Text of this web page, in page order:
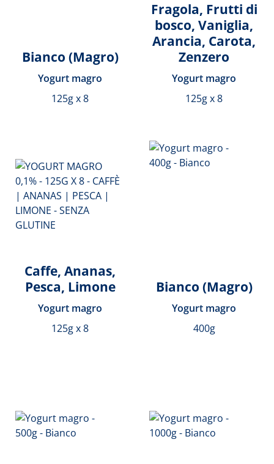
Bianco (Magro)
Yogurt magro
125g x 8
Fragola, Frutti di
bosco, Vaniglia,
Arancia, Carota,
Zenzero
Yogurt magro
125g x 8
Caffe, Ananas,
Pesca, Limone
Yogurt magro
125g x 8
Bianco (Magro)
Yogurt magro
400g